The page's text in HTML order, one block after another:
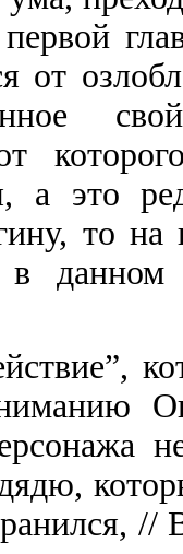
от
от
а это
то на
данном
дядю,
//